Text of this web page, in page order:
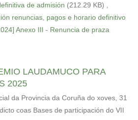
de admisión (212.29 KB)
renuncias, pagos e horario definitivo
Anexo III - Renuncia de praza
LAUDAMUCO PARA
2025
da Provincia da Coruña do xoves, 31
coas Bases de participación do VII